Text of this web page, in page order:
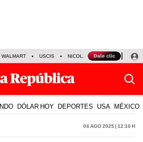
WALMART USCIS NICOLÁS MADURO P-8
DÓLAR HOY DEPORTES USA MÉXICO
04 Ago 2025 | 12:10 h